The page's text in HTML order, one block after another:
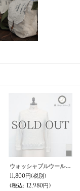
ウォッシャブルウールプロテクトボッシュリブガゼットクルーネックニット【MADE IN JAPAN】『日本製』【送料無料】 / Upscape Audience
11,800円(税別)
(税込: 12,980円)